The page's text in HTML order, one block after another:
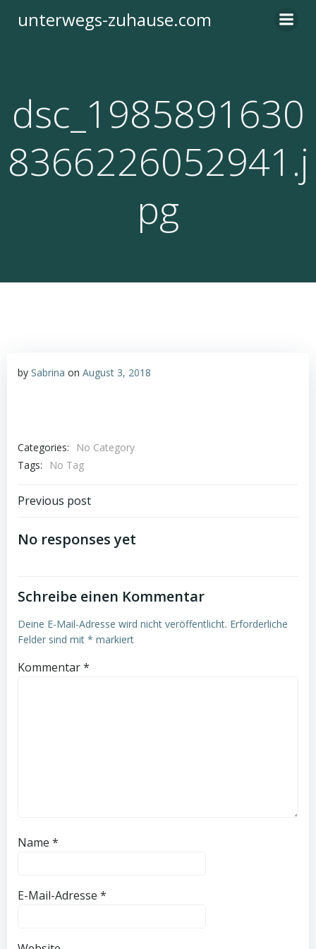
Inhalt
unterwegs-zuhause.com
dsc_1985891630
8366226052941.j
pg
by Sabrina on August 3, 2018
Categories:
No Category
Tags:
No Tag
Post
navigation
Previous post
No responses yet
Schreibe einen Kommentar
Deine E-Mail-Adresse wird nicht veröffentlicht. Erforderliche
Felder sind mit * markiert
Kommentar*
Name *
E-Mail-Adresse *